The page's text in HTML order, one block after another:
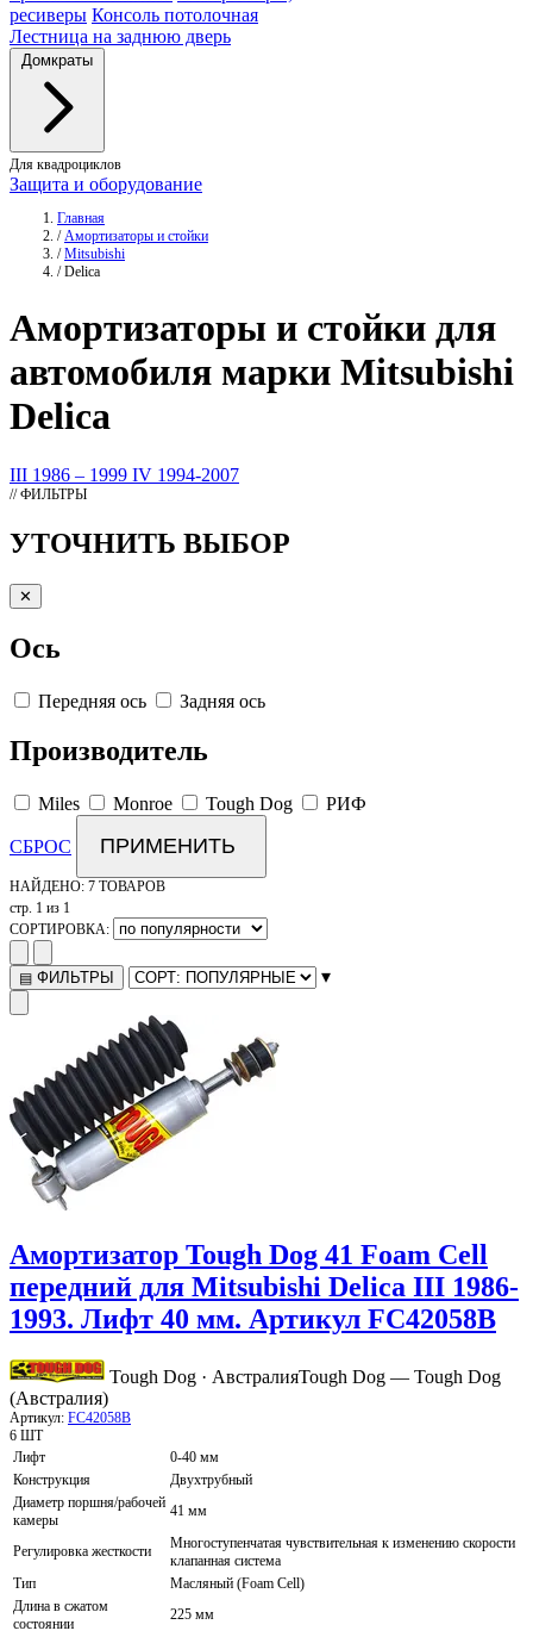
ресиверы Консоль потолочная
Лестница на заднюю дверь
Домкраты
Для квадроциклов
Защита и оборудование
Главная
/ Амортизаторы и стойки
/ Mitsubishi
/ Delica
Амортизаторы и стойки для
автомобиля марки Mitsubishi
Delica
III 1986 – 1999 IV 1994-2007
// ФИЛЬТРЫ
УТОЧНИТЬ ВЫБОР
✕
Ось
Передняя ось Задняя ось
Производитель
Miles Monroe Tough Dog РИФ
СБРОС ПРИМЕНИТЬ
НАЙДЕНО: 7 ТОВАРОВ
стр. 1 из 1
СОРТИРОВКА:
▤ ФИЛЬТРЫ ▾
Амортизатор Tough Dog 41 Foam Cell
передний для Mitsubishi Delica III 1986-
1993. Лифт 40 мм. Артикул FC42058B
Tough Dog · АвстралияTough Dog — Tough Dog
(Австралия)
Артикул: FC42058B
6 ШТ
Лифт
0-40 мм
Конструкция
Двухтрубный
Диаметр поршня/рабочей
камеры
41 мм
Регулировка жесткости
Многоступенчатая чувствительная к изменению скорости
клапанная система
Тип
Масляный (Foam Cell)
Длина в сжатом
состоянии
225 мм